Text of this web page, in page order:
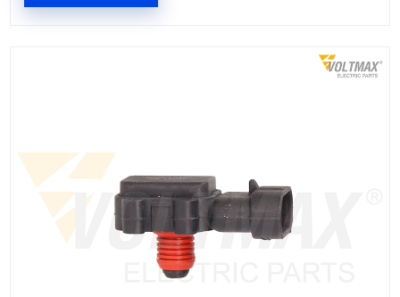
SENSOR MULTIPLE ADMISION
Marca: VOLTMAX
Grupo: INYECCION
VER APLICACIONES